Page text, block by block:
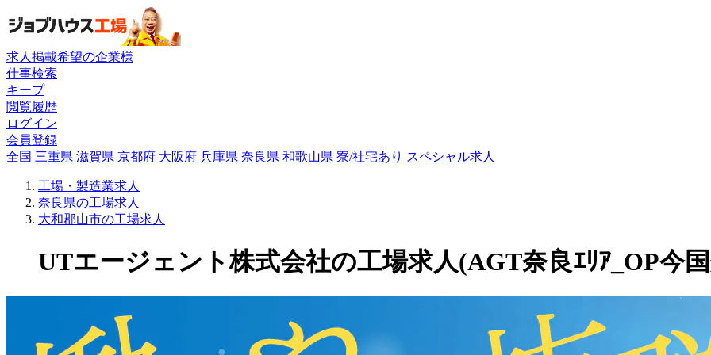
求人掲載希望の企業様
仕事検索
キープ
閲覧履歴
ログイン
会員登録
全国 三重県 滋賀県 京都府 大阪府 兵庫県 奈良県 和歌山県 寮/社宅あり スペシャル求人
工場・製造業求人
奈良県の工場求人
大和郡山市の工場求人
UTエージェント株式会社の工場求人(AGT奈良ｴﾘｱ_OP今